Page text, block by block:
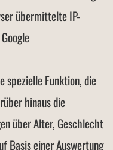
übermittelte IP-
spezielle Funktion, die
hinaus die
über Alter, Geschlecht
Basis einer Auswertung